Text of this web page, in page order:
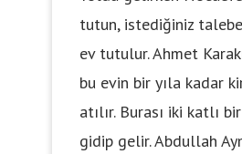
tutun, istediğiniz
ev tutulur. Ahmet
bu evin bir yıla kadar
atılır. Burası iki katlı
gidip gelir. Abdullah